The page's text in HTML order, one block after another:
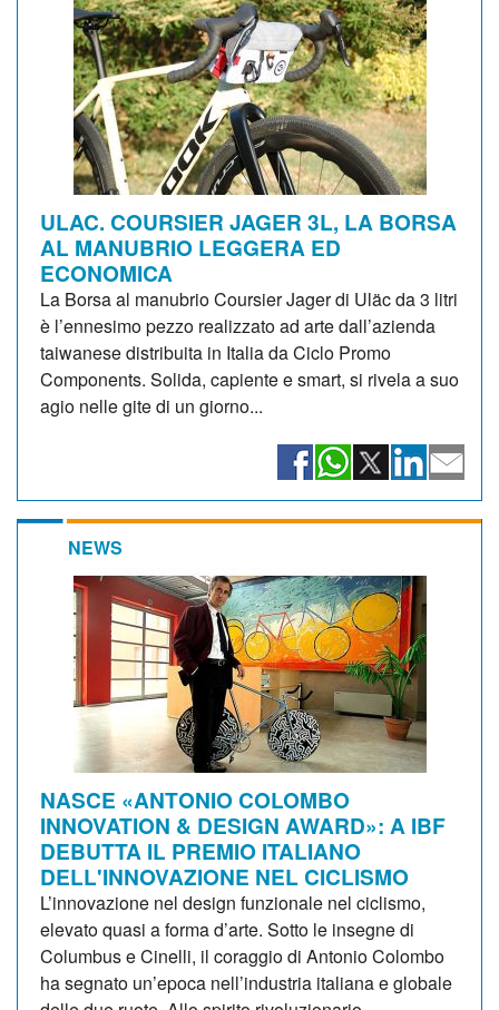
ULAC. COURSIER JAGER 3L, LA BORSA
AL MANUBRIO LEGGERA ED
ECONOMICA
La Borsa al manubrio Coursier Jager di Uläc da 3 litri
è l’ennesimo pezzo realizzato ad arte dall’azienda
taiwanese distribuita in Italia da Ciclo Promo
Components. Solida, capiente e smart, si rivela a suo
agio nelle gite di un giorno...
NEWS
NASCE «ANTONIO COLOMBO
INNOVATION & DESIGN AWARD»: A IBF
DEBUTTA IL PREMIO ITALIANO
DELL'INNOVAZIONE NEL CICLISMO
L’innovazione nel design funzionale nel ciclismo,
elevato quasi a forma d’arte. Sotto le insegne di
Columbus e Cinelli, il coraggio di Antonio Colombo
ha segnato un’epoca nell’industria italiana e globale